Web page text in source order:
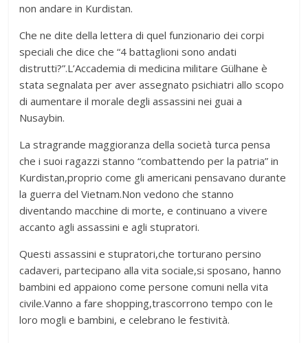
non andare in Kurdistan.
Che ne dite della lettera di quel funzionario dei corpi
speciali che dice che “4 battaglioni sono andati
distrutti?”.L’Accademia di medicina militare Gülhane è
stata segnalata per aver assegnato psichiatri allo scopo
di aumentare il morale degli assassini nei guai a
Nusaybin.
La stragrande maggioranza della società turca pensa
che i suoi ragazzi stanno “combattendo per la patria” in
Kurdistan,proprio come gli americani pensavano durante
la guerra del Vietnam.Non vedono che stanno
diventando macchine di morte, e continuano a vivere
accanto agli assassini e agli stupratori.
Questi assassini e stupratori,che torturano persino
cadaveri, partecipano alla vita sociale,si sposano, hanno
bambini ed appaiono come persone comuni nella vita
civile.Vanno a fare shopping,trascorrono tempo con le
loro mogli e bambini, e celebrano le festività.